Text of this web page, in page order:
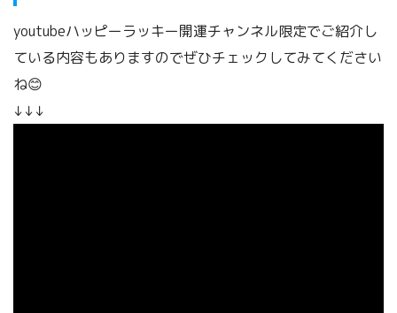
youtubeハッピーラッキー開運チャンネル限定でご紹介し
ている内容もありますのでぜひチェックしてみてください
ね😊
↓↓↓